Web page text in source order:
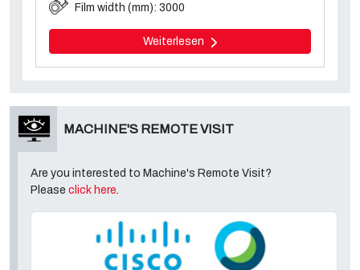
Film width (mm): 3000
Weiterlesen
MACHINE'S REMOTE VISIT
Are you interested to Machine's Remote Visit?
Please click here.